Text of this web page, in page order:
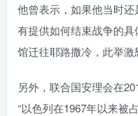
他曾表示，如果他当时
有提供如何结束战争的
馆迁往耶路撒冷，此举激
另外，联合国安理会在
“以色列在1967年以来被